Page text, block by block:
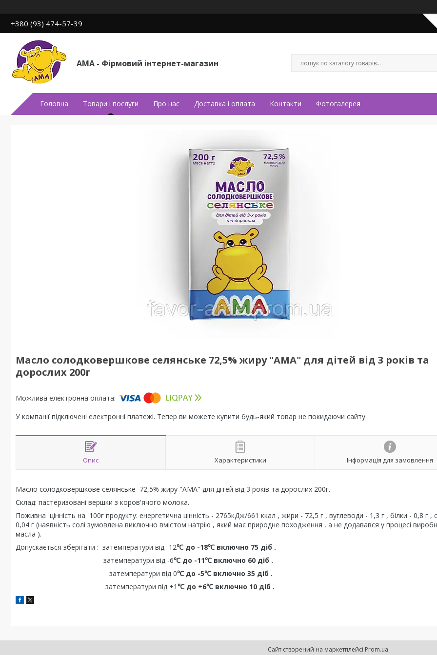
+380 (93) 474-57-39
АМА - Фірмовий інтернет-магазин
Головна Товари і послуги Про нас Доставка і оплата Контакти Фотогалерея
Масло солодковершкове селянське 72,5% жиру "АМА" для дітей від 3 років та
дорослих 200г
У компанії підключені електронні платежі. Тепер ви можете купити будь-який товар не покидаючи сайту.
Опис Характеристики Інформація для замовлення
Масло солодковершкове селянське 72,5% жиру "АМА" для дітей від 3 років та дорослих 200г.
Склад: пастеризовані вершки з коров'ячого молока.
Поживна цінність на 100г продукту: енергетична цінність - 2765кДж/661 ккал , жири - 72,5 г , вуглеводи - 1,3 г , білки - 0,8 г ,
0,04 г (наявність солі зумовлена виключно вмістом натрію , який має природне походження , а не додавався у процесі
масла ).
Допускається зберігати : затемператури від -12℃ до -18℃ включно 75 діб .
затемператури від -6℃ до -11℃ включно 60 діб .
затемператури від 0℃ до -5℃ включно 35 діб .
затемператури від +1℃ до +6℃ включно 10 діб .
Сайт створений на маркетплейсі Prom.ua